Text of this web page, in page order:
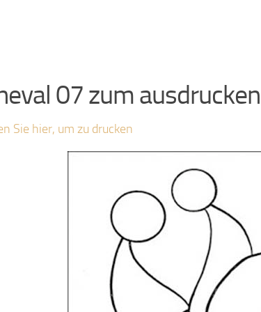
07 zum ausdrucken
Sie hier, um zu drucken